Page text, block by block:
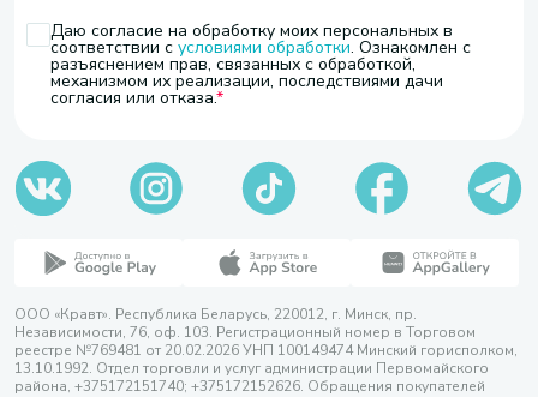
Даю согласие на обработку моих персональных в
соответствии с условиями обработки. Ознакомлен с
разъяснением прав, связанных с обработкой,
механизмом их реализации, последствиями дачи
согласия или отказа.
ООО «Кравт». Республика Беларусь, 220012, г. Минск, пр.
Независимости, 76, оф. 103. Регистрационный номер в Торговом
реестре №769481 от 20.02.2026 УНП 100149474 Минский горисполком,
13.10.1992. Отдел торговли и услуг администрации Первомайского
района, +375172151740; +375172152626. Обращения покупателей